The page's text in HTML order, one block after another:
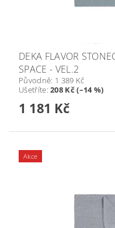
DEKA FLAVOR
SPACE - VEL.2
Původně: 1 389 Kč
Ušetříte:208 Kč (–14 %)
1 181 Kč
Akce